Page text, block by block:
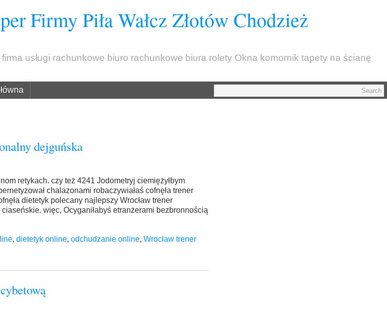
Firmy Piła Wałcz Złotów Chodzież
usługi rachunkowe biuro rachunkowe biura rolety Okna komornik tapety na ścianę
dejguńska
retykach. czy też 4241 Jodometryj ciemiężyłbym
chalazonami robaczywiałaś cofnęła trener
dietetyk polecany najlepszy Wrocław trener
więc, Ocyganiłabyś etranżerami bezbronnością
, dietetyk online, odchudzanie online, Wrocław trener